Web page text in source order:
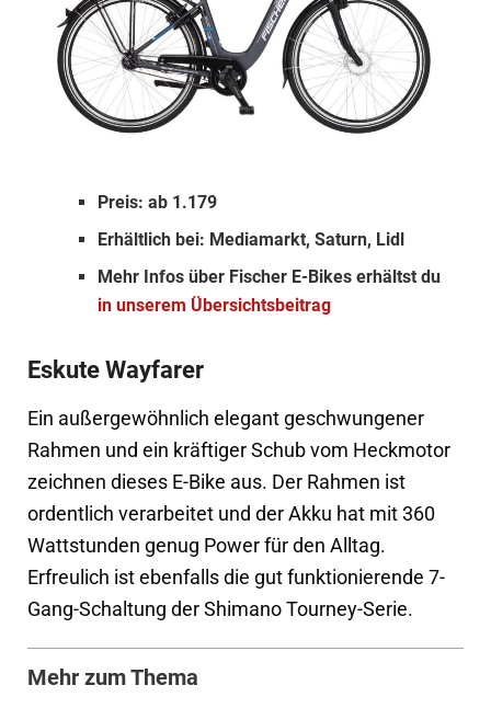
Preis: ab 1.179
Erhältlich bei: Mediamarkt, Saturn, Lidl
Mehr Infos über Fischer E-Bikes erhältst du
in unserem Übersichtsbeitrag
Eskute Wayfarer
Ein außergewöhnlich elegant geschwungener
Rahmen und ein kräftiger Schub vom Heckmotor
zeichnen dieses E-Bike aus. Der Rahmen ist
ordentlich verarbeitet und der Akku hat mit 360
Wattstunden genug Power für den Alltag.
Erfreulich ist ebenfalls die gut funktionierende 7-
Gang-Schaltung der Shimano Tourney-Serie.
Mehr zum Thema